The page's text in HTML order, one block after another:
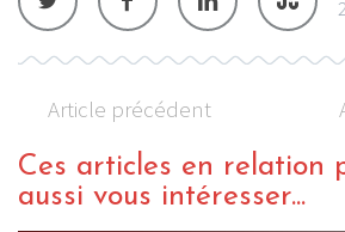
Article précédent
Ces articles en relation
aussi vous intéresser...